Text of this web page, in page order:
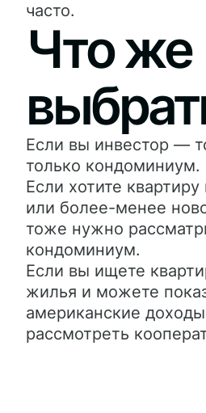
часто.
Что же
Если вы инвестор —
только кондоминиум.
Если хотите
или более-менее
тоже нужно
кондоминиум.
Если вы ищете
жилья и можете
американские
рассмотреть